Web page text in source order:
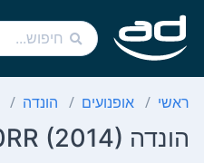
ראשי אופנועים הונדה
הונדה CBR600RR (2014)